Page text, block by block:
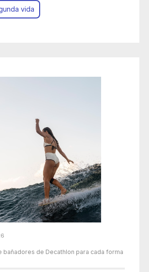
vida
bañadores de Decathlon para cada forma